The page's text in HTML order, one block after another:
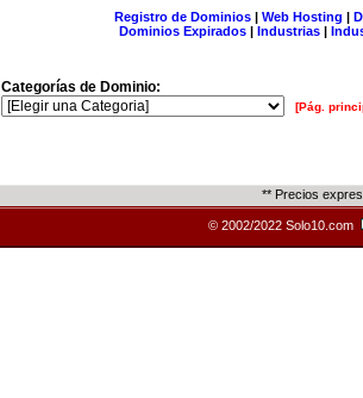
Registro de Dominios| Web Hosting |
Dominios Expirados | Industrias |
Categorías de Dominio:
[Pág.
** Precios
© 2002/2022 Solo10.com